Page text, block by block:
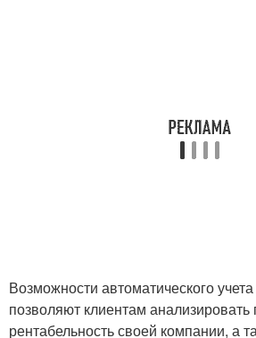
Возможности автоматического
позволяют клиентам анализировать
рентабельность своей компании, а